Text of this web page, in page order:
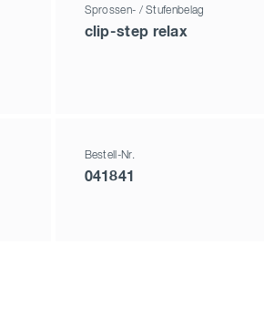
Sprossen- / Stufenbelag
clip-step relax
Bestell-Nr.
041841